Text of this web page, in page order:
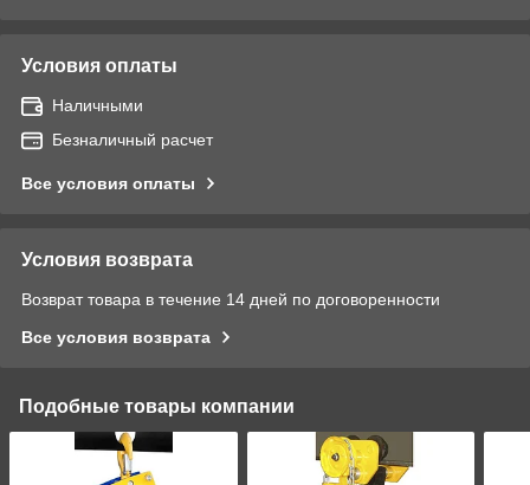
Условия оплаты
Наличными
Безналичный расчет
Все условия оплаты
Условия возврата
Возврат товара в течение 14 дней по договоренности
Все условия возврата
Подобные товары компании